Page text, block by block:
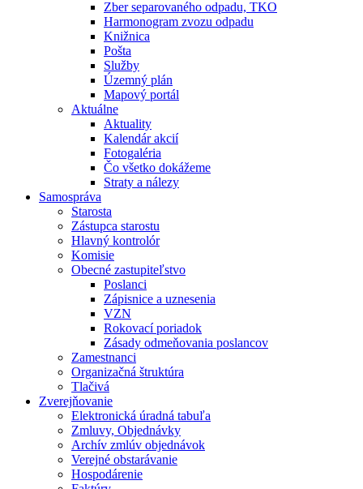
Zber separovaného odpadu, TKO
Harmonogram zvozu odpadu
Knižnica
Pošta
Služby
Územný plán
Mapový portál
Aktuálne
Aktuality
Kalendár akcií
Fotogaléria
Čo všetko dokážeme
Straty a nálezy
Samospráva
Starosta
Zástupca starostu
Hlavný kontrolór
Komisie
Obecné zastupiteľstvo
Poslanci
Zápisnice a uznesenia
VZN
Rokovací poriadok
Zásady odmeňovania poslancov
Zamestnanci
Organizačná štruktúra
Tlačivá
Zverejňovanie
Elektronická úradná tabuľa
Zmluvy, Objednávky
Archív zmlúv objednávok
Verejné obstarávanie
Hospodárenie